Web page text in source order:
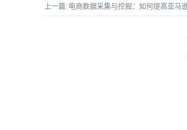
上一篇: 电商数据采集与挖掘：如何提高亚马逊产品